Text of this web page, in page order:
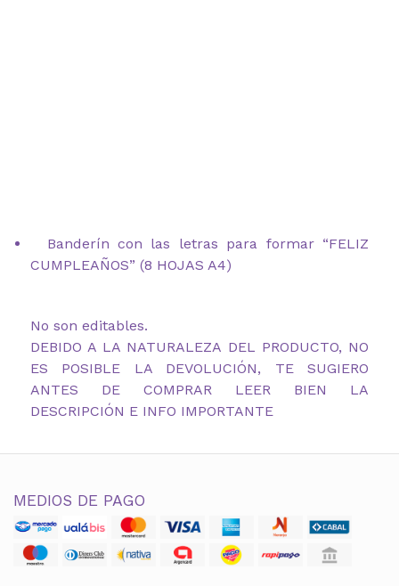
Banderín con las letras para formar “FELIZ
CUMPLEAÑOS” (8 HOJAS A4)
No son editables.
DEBIDO A LA NATURALEZA DEL PRODUCTO, NO
ES POSIBLE LA DEVOLUCIÓN, TE SUGIERO
ANTES DE COMPRAR LEER BIEN LA
DESCRIPCIÓN E INFO IMPORTANTE
MEDIOS DE PAGO